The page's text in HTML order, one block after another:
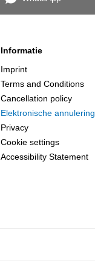
Informatie
Imprint
Terms and Conditions
Cancellation policy
Elektronische annulering
Privacy
Cookie settings
Accessibility Statement